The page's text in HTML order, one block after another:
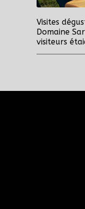
Visites
Domaine
visiteurs